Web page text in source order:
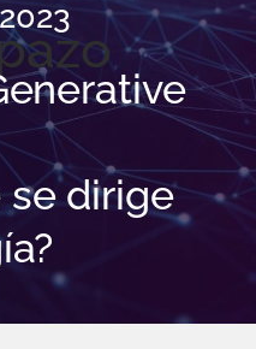
se dirige